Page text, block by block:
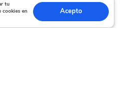
tu experiencia. Conoce nuestras políticas
Acepto
tu
cookies en
Acepto